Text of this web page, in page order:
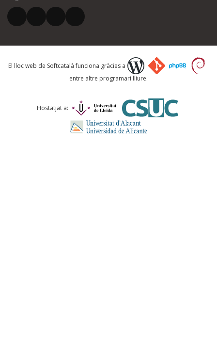
El vostre correu electrònic *
Què proposeu?
Comentari *
El lloc web de Softcatalà funciona gràcies a
entre altre programari lliure.
Hostatjat a: